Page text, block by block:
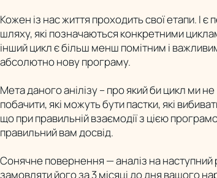
Кожен із нас життя проходить свої етапи. І
шляху, які позначаються конкретними
інший цикл є більш менш помітним і
абсолютно нову програму.
Мета даного анілізу – про який би цикл ми
побачити, які можуть бути пастки, які
що при правильній взаємодії з цією
правильний вам досвід.
Сонячне повернення — аналіз на наступний
замовляти його за 3 місяці до дня вашого